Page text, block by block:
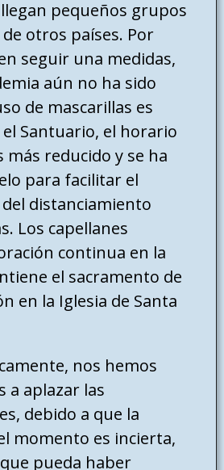
pequeños grupos
otros países. Por
seguir una medidas,
aún no ha sido
de mascarillas es
Santuario, el horario
reducido y se ha
para facilitar el
distanciamiento
Los capellanes
continua en la
el sacramento de
en la Iglesia de Santa
nos hemos
a aplazar las
debido a que la
momento es incierta,
pueda haber